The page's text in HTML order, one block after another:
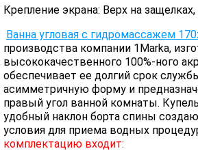
Крепление экрана: Верх на
Ванна угловая с гидромассажем
производства компании 1Marka,
высококачественного 100%-ного
обеспечивает ее долгий срок
асимметричную форму и
правый угол ванной комнаты.
удобный наклон борта спины
условия для приема водных
комплектацию входит: